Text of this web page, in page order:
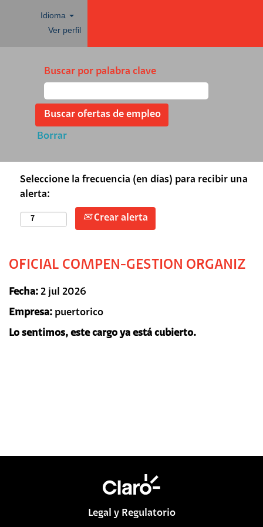
Idioma
Ver perfil
Buscar por palabra clave
Borrar
Seleccione la frecuencia (en días) para recibir una
alerta:
Crear alerta
OFICIAL COMPEN-GESTION ORGANIZ
Fecha: 2 jul 2026
Empresa: puertorico
Lo sentimos, este cargo ya está cubierto.
Legal y Regulatorio